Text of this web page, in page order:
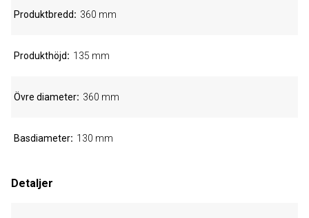
Produktbredd 360 mm
Produkthöjd 135 mm
Övre diameter 360 mm
Basdiameter 130 mm
Detaljer